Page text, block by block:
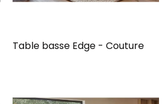
Table basse Edge - Couture